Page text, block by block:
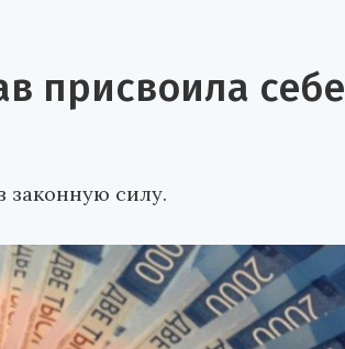
присвоила себе
законную силу.